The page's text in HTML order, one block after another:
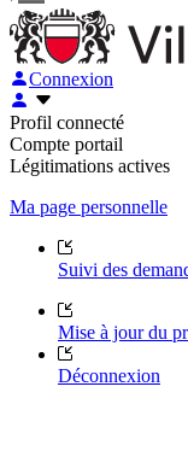
Connexion
Profil connecté
Compte portail
Légitimations actives
Ma page personnelle
Suivi des
Mise à jour du
Déconnexion